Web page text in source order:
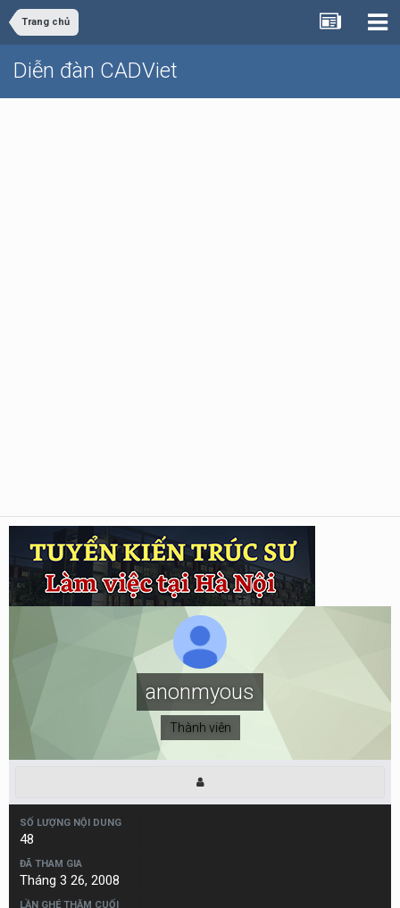
Trang chủ
Diễn đàn CADViet
anonmyous
Thành viên
SỐ LƯỢNG NỘI DUNG
48
ĐÃ THAM GIA
Tháng 3 26, 2008
LẦN GHÉ THĂM CUỐI